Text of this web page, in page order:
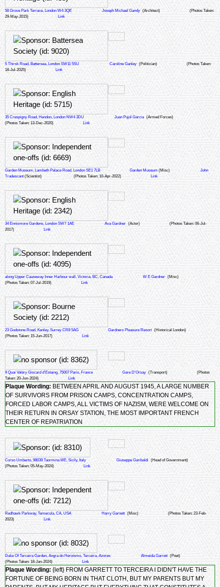
58 Grove Park Terrace, London W4 3QE Joseph Michael Gandy (Architect)
(Photos Taken:
29-May-2015)
Link
5 Thirsk Road, Battersea, London SW11 5SU Caroline Ganley (Politician)
(Photos Taken:
18-Jul-2025)
Link
35 Crespigny Road, Hendon, London NW4 3DU Juan Pujol Garcia (Armed Forces)
(Photos Taken: 13-Dec-2020)
Link
Garden Museum, Lambeth Palace Road, London SE1 7LB Garden Museum (Misc)
John
Tradescant(Scientist) (Photos Taken: 10-Apr-2022) Link
34 Ennismore Gardens, London SW7 1AE Ava Gardner (Actor)
(Photos Taken: 06-Jul-
2017)
Link
along Upper Causeway Inner Harbour wall, Victoria, BC, Canada W E Gardner (Misc)
(Photos Taken: 07-Jul-2019)
Link
23 Godstone Road, Kenley, Surrey CR8 5AG Gardners Pleasure Resort (Historical London)
(Photos Taken: 15-Jun-2017)
Link
9 Quai Valéry Giscard d'Estaing, 75007 Paris, France Gare D'Orsay (Transport)
(Photos
Taken: 20-Jun-2024)
Link
Plaque Wording: BETWEEN APRIL AND AUGUST 1945, A LARGE NUMBER
OF SURVIVORS FROM PRISON CAMPS, CONCENTRATION CAMPS,
FORCED LABOR CAMPS, ALL VICTIMS OF NAZISM, WERE WELCOME ON
THEIR RETURN IN ORSAY STATION, THE MOST IMPORTANT FRENCH
CENTER OF REPATRIATION
Corso Umberto, 98039 Taormina ME, Sicily, Italy Giuseppe Garibaldi (Head of Government)
(Photos Taken: 05-May-2024)
Link
Redhawk Parkway, Temecula, CA, USA Harry Garnett (Misc)
(Photos Taken: 23-Feb-
2023)
Link
Duke Of Terceira Garden, Angra do Heroísmo, Terceira, Azores Almeida Garrett (Poet)
(Photos Taken: 18-Jan-2024)
Link
Plaque Wording: {left} FROM GARRETT TO TERCEIRA I DIDN'T HAVE THE
FORTUNE OF BEING BORN IN THAT CLOTH, BUT MY PARENTS BUT MY